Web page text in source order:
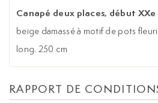
Canapé deux places, début XXe
beige damassé à motif de pots
long. 250 cm
RAPPORT DE